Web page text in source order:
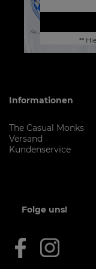
**
Informationen
The Casual Monks
Versand
Kundenservice
Folge uns!